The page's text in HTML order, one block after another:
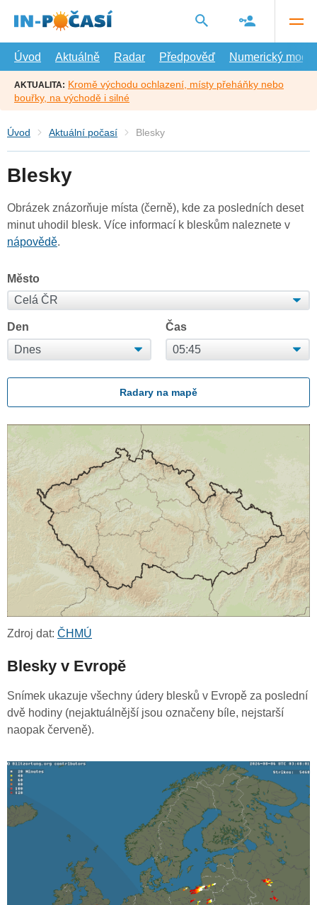
hlavní
Úvod
Aktuálně Radar Předpověď Numerický model
AKTUALITA: Kromě východu ochlazení, místy přeháňky nebo
bouřky, na východě i silné
Úvod Aktuální počasí Blesky
Blesky
Obrázek znázorňuje místa (černě), kde za posledních deset
minut uhodil blesk. Více informací k bleskům naleznete v
nápovědě.
Město
Den Čas
Radary na mapě
Zdroj dat: ČHMÚ
Blesky v Evropě
Snímek ukazuje všechny údery blesků v Evropě za poslední
dvě hodiny (nejaktuálnější jsou označeny bíle, nejstarší
naopak červeně).